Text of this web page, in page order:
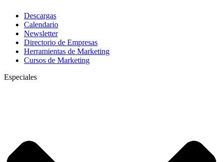
Descargas
Calendario
Newsletter
Directorio de Empresas
Herramientas de Marketing
Cursos de Marketing
Especiales